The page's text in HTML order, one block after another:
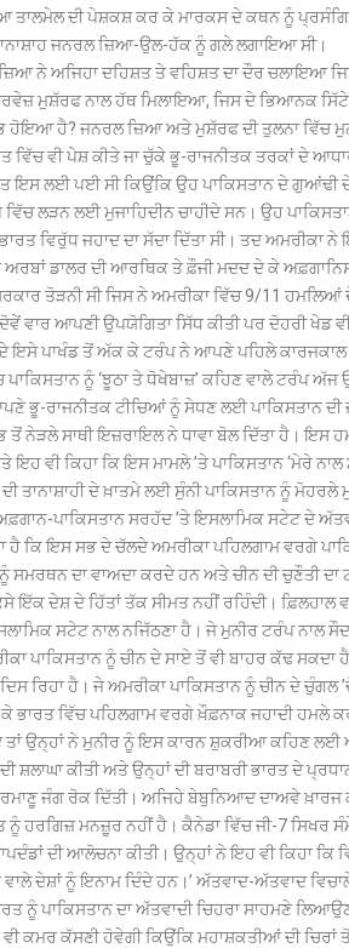
ਤਾਲਮੇਲ ਦੀ ਪੇਸ਼ਕਸ਼ ਕਰ ਕੇ ਮਾਰਕਸ ਦੇ ਕਥਨ ਨੂੰ
ਜਨਰਲ ਜ਼ਿਆ-ਉਲ-ਹੱਕ ਨੂੰ ਗਲੇ ਲਗਾਇਆ ਸੀ।
ਨੇ ਅਜਿਹਾ ਦਹਿਸ਼ਤ ਤੇ ਵਹਿਸ਼ਤ ਦਾ ਦੌਰ ਚਲਾਇਆ
ਮੁਸ਼ੱਰਫ ਨਾਲ ਹੱਥ ਮਿਲਾਇਆ, ਜਿਸ ਦੇ ਭਿਆਨਕ ਸਿੱਟੇ
ਹੈ? ਜਨਰਲ ਜ਼ਿਆ ਅਤੇ ਮੁਸ਼ੱਰਫ ਦੀ ਤੁਲਨਾ ਵਿੱਚ
ਵਿੱਚ ਵੀ ਪੇਸ਼ ਕੀਤੇ ਜਾ ਚੁੱਕੇ ਭੂ-ਰਾਜਨੀਤਕ ਤਰਕਾਂ ਦੇ
ਇਸ ਲਈ ਪਈ ਸੀ ਕਿਉਂਕਿ ਉਹ ਪਾਕਿਸਤਾਨ ਦੇ ਗੁਆਂਢੀ
ਲੜਨ ਲਈ ਮੁਜਾਹਿਦੀਨ ਚਾਹੀਦੇ ਸਨ। ਉਹ
ਵਿਰੁੱਧ ਜਹਾਦ ਦਾ ਸੱਦਾ ਦਿੱਤਾ ਸੀ। ਤਦ ਅਮਰੀਕਾ
ਅਰਬਾਂ ਡਾਲਰ ਦੀ ਆਰਥਿਕ ਤੇ ਫ਼ੌਜੀ ਮਦਦ ਦੇ ਕੇ
ਤੋੜਨੀ ਸੀ ਜਿਸ ਨੇ ਅਮਰੀਕਾ ਵਿੱਚ 9/11
ਵਾਰ ਆਪਣੀ ਉਪਯੋਗਿਤਾ ਸਿੱਧ ਕੀਤੀ ਪਰ ਦੋਹਰੀ
ਪਾਖੰਡ ਤੋਂ ਅੱਕ ਕੇ ਟਰੰਪ ਨੇ ਆਪਣੇ ਪਹਿਲੇ ਕਾਰਜਕਾਲ
ਪਾਕਿਸਤਾਨ ਨੂੰ ‘ਝੂਠਾ ਤੇ ਧੋਖੇਬਾਜ਼’ ਕਹਿਣ ਵਾਲੇ ਟਰੰਪ
ਭੂ-ਰਾਜਨੀਤਕ ਟੀਚਿਆਂ ਨੂੰ ਸੇਧਣ ਲਈ ਪਾਕਿਸਤਾਨ
ਤੋਂ ਨੇੜਲੇ ਸਾਥੀ ਇਜ਼ਰਾਇਲ ਨੇ ਧਾਵਾ ਬੋਲ ਦਿੱਤਾ ਹੈ। ਇਸ
ਇਹ ਵੀ ਕਿਹਾ ਕਿ ਇਸ ਮਾਮਲੇ ’ਤੇ ਪਾਕਿਸਤਾਨ ‘ਮੇਰੇ
ਤਾਨਾਸ਼ਾਹੀ ਦੇ ਖ਼ਾਤਮੇ ਲਈ ਸੁੰਨੀ ਪਾਕਿਸਤਾਨ ਨੂੰ
ਪਾਕਿਸਤਾਨ ਸਰਹੱਦ ’ਤੇ ਇਸਲਾਮਿਕ ਸਟੇਟ ਦੇ
ਹੈ ਕਿ ਇਸ ਸਭ ਦੇ ਚੱਲਦੇ ਅਮਰੀਕਾ ਪਹਿਲਗਾਮ ਵਰਗੇ
ਨੂੰ ਸਮਰਥਨ ਦਾ ਵਾਅਦਾ ਕਰਦੇ ਹਨ ਅਤੇ ਚੀਨ ਦੀ ਚੁਣੌਤੀ
ਇੱਕ ਦੇਸ਼ ਦੇ ਹਿੱਤਾਂ ਤੱਕ ਸੀਮਤ ਨਹੀਂ ਰਹਿੰਦੀ।
ਸਟੇਟ ਨਾਲ ਨਜਿੱਠਣਾ ਹੈ। ਜੇ ਮੁਨੀਰ ਟਰੰਪ ਨਾਲ
ਪਾਕਿਸਤਾਨ ਨੂੰ ਚੀਨ ਦੇ ਸਾਏ ਤੋਂ ਵੀ ਬਾਹਰ ਕੱਢ
ਰਿਹਾ ਹੈ। ਜੇ ਅਮਰੀਕਾ ਪਾਕਿਸਤਾਨ ਨੂੰ ਚੀਨ ਦੇ
ਕੇ ਭਾਰਤ ਵਿੱਚ ਪਹਿਲਗਾਮ ਵਰਗੇ ਖ਼ੌਫ਼ਨਾਕ ਜਹਾਦੀ ਹਮਲੇ
ਤਾਂ ਉਨ੍ਹਾਂ ਨੇ ਮੁਨੀਰ ਨੂੰ ਇਸ ਕਾਰਨ ਸ਼ੁਕਰੀਆ ਕਹਿਣ ਲਈ
ਸ਼ਲਾਘਾ ਕੀਤੀ ਅਤੇ ਉਨ੍ਹਾਂ ਦੀ ਬਰਾਬਰੀ ਭਾਰਤ ਦੇ
ਜੰਗ ਰੋਕ ਦਿੱਤੀ। ਅਜਿਹੇ ਬੇਬੁਨਿਆਦ ਦਾਅਵੇ ਖ਼ਾਰਜ
ਨੂੰ ਹਰਗਿਜ਼ ਮਨਜ਼ੂਰ ਨਹੀਂ ਹੈ। ਕੈਨੇਡਾ ਵਿੱਚ ਜੀ-7 ਸਿਖਰ
ਦੀ ਆਲੋਚਨਾ ਕੀਤੀ। ਉਨ੍ਹਾਂ ਨੇ ਇਹ ਵੀ ਕਿਹਾ
ਦੇਸ਼ਾਂ ਨੂੰ ਇਨਾਮ ਦਿੰਦੇ ਹਨ।’ ਅੱਤਵਾਦ-ਅੱਤਵਾਦ
ਨੂੰ ਪਾਕਿਸਤਾਨ ਦਾ ਅੱਤਵਾਦੀ ਚਿਹਰਾ ਸਾਹਮਣੇ
ਕਮਰ ਕੱਸਣੀ ਹੋਵੇਗੀ ਕਿਉਂਕਿ ਮਹਾਸ਼ਕਤੀਆਂ ਦੀ ਚਿਰਾਂ